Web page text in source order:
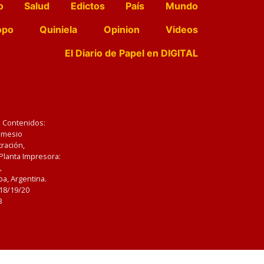
Salud Edictos País
Mundo
Quiniela Opinion
Videos
El Diario de Papel en DIGITAL
Impresora:
Argentina.
19/20